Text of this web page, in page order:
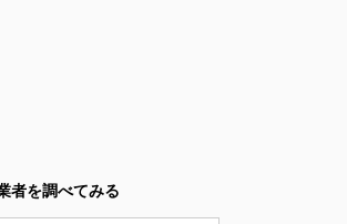
者を調べてみる